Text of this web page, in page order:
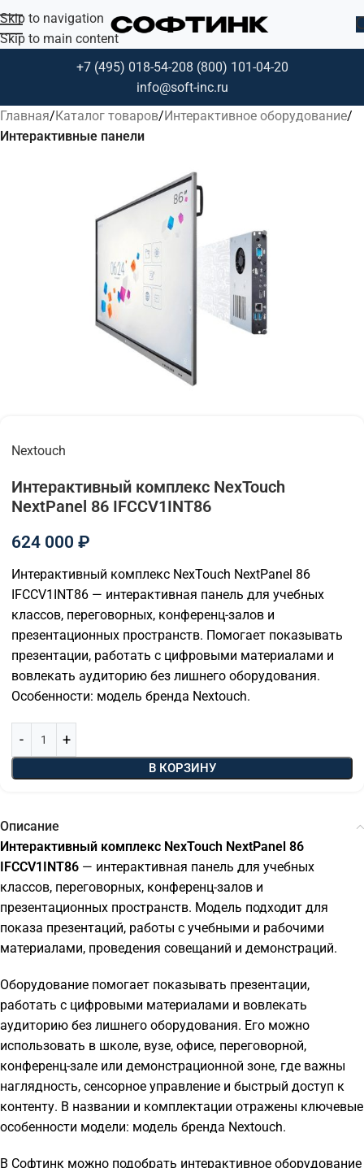
Skip to navigation
Skip to main content
+7 (495) 018-54-208 (800) 101-04-20
info@soft-inc.ru
Главная Каталог товаров Интерактивное оборудование
Интерактивные панели
Nextouch
Интерактивный комплекс NexTouch
NextPanel 86 IFCCV1INT86
624 000 ₽
Интерактивный комплекс NexTouch NextPanel 86
IFCCV1INT86 — интерактивная панель для учебных
классов, переговорных, конференц-залов и
презентационных пространств. Помогает показывать
презентации, работать с цифровыми материалами и
вовлекать аудиторию без лишнего оборудования.
Особенности: модель бренда Nextouch.
В КОРЗИНУ
Описание
Интерактивный комплекс NexTouch NextPanel 86
IFCCV1INT86 — интерактивная панель для учебных
классов, переговорных, конференц-залов и
презентационных пространств. Модель подходит для
показа презентаций, работы с учебными и рабочими
материалами, проведения совещаний и демонстраций.
Оборудование помогает показывать презентации,
работать с цифровыми материалами и вовлекать
аудиторию без лишнего оборудования. Его можно
использовать в школе, вузе, офисе, переговорной,
конференц-зале или демонстрационной зоне, где важны
наглядность, сенсорное управление и быстрый доступ к
контенту. В названии и комплектации отражены ключевые
особенности модели: модель бренда Nextouch.
В Софтинк можно подобрать интерактивное оборудование